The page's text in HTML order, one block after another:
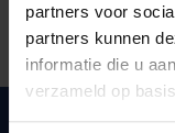
partners voor
partners kunnen
informatie die u
verzameld op